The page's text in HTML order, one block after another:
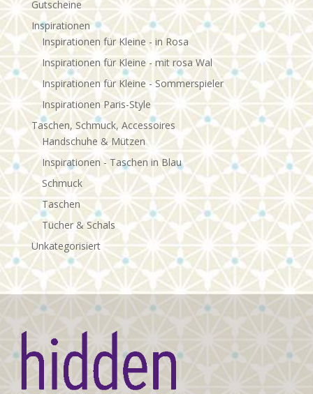
Gutscheine
Inspirationen
Inspirationen für Kleine - in Rosa
Inspirationen für Kleine - mit rosa Wal
Inspirationen für Kleine - Sommerspieler
Inspirationen Paris-Style
Taschen, Schmuck, Accessoires
Handschuhe & Mützen
Inspirationen - Taschen in Blau
Schmuck
Taschen
Tücher & Schals
Unkategorisiert